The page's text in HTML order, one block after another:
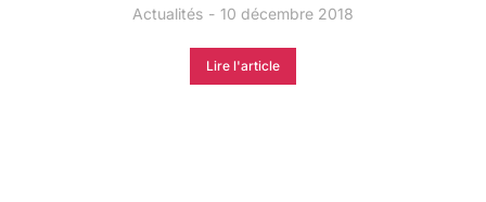
Actualités 10 décembre 2018
Lire l'article